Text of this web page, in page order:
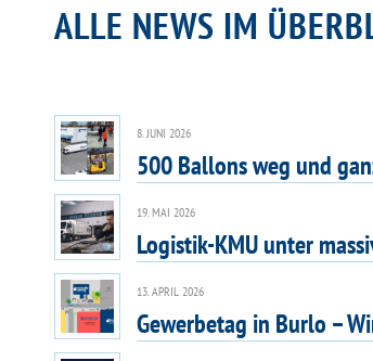
ALLE NEWS IM
8. JUNI 2026
500 Ballons weg und
19. MAI 2026
Logistik-KMU unter
13. APRIL 2026
Gewerbetag in Burlo –